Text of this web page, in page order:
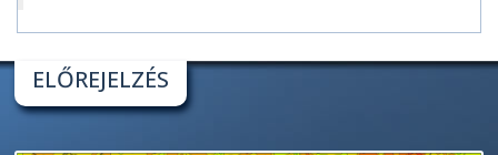
ELŐREJELZÉS